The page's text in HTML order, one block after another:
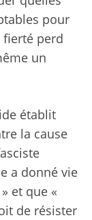
pour
fierté perd
un
établit
la cause
a donné vie
et que «
de résister